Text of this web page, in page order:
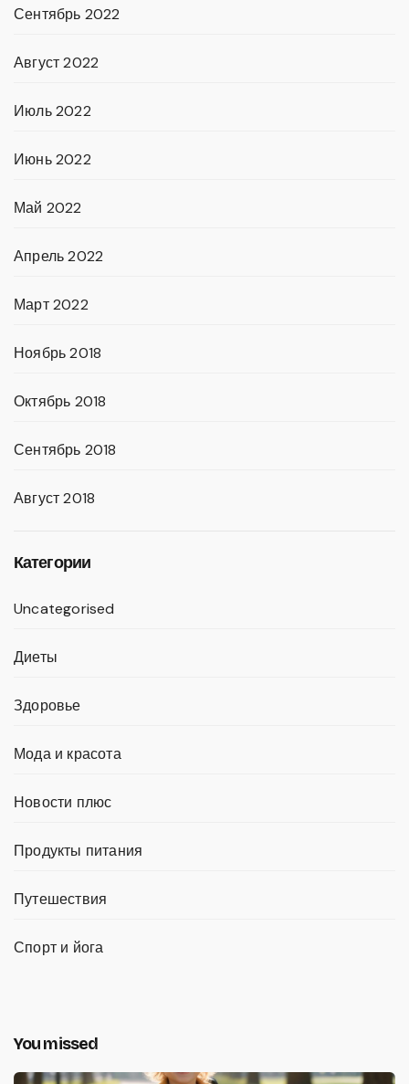
Сентябрь 2022
Август 2022
Июль 2022
Июнь 2022
Май 2022
Апрель 2022
Март 2022
Ноябрь 2018
Октябрь 2018
Сентябрь 2018
Август 2018
Категории
Uncategorised
Диеты
Здоровье
Мода и красота
Новости плюс
Продукты питания
Путешествия
Спорт и йога
You missed